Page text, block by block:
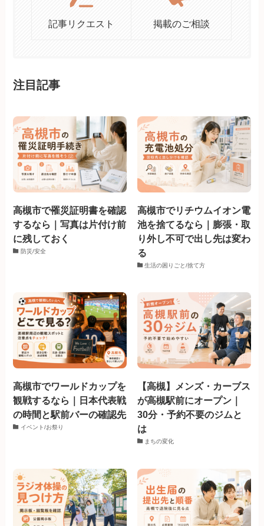
記事リクエスト 掲載のご相談
注目記事
高槻市で罹災証明書を確認
するなら｜写真は片付け前
に残しておく
防災/安全
高槻市でリチウムイオン電
池を捨てるなら｜膨張・取
り外し不可で出し先は変わ
る
生活の困りごと/捨て方
高槻市でワールドカップを
観戦するなら｜日本代表戦
の時間と駅前バーの確認先
イベント/お祭り
【高槻】メンズ・カーブス
が高槻駅前にオープン｜
30分・予約不要のジムと
は
まちの変化